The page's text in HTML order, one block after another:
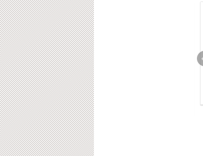
1月8日（水）ご案内に
ついて
2020-01-07